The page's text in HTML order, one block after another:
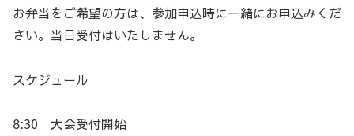
お弁当をご希望の方は、参加申込時に一緒にお申込みくだ
さい。当日受付はいたしません。
スケジュール
8:30 大会受付開始